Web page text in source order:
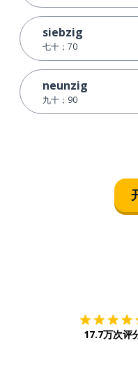
siebzig
七十；70
neunzig
九十；90
17.7万次评